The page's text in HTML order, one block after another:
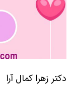
دکتر زهرا کمال آرا